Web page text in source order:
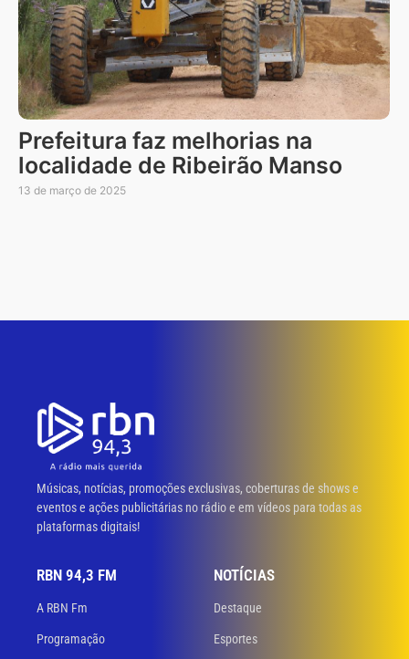
Prefeitura faz melhorias na
localidade de Ribeirão Manso
13 de março de 2025
Músicas, notícias, promoções exclusivas, coberturas de shows e
eventos e ações publicitárias no rádio e em vídeos para todas as
plataformas digitais!
RBN 94,3 FM
A RBN Fm
Programação
NOTÍCIAS
Destaque
Esportes